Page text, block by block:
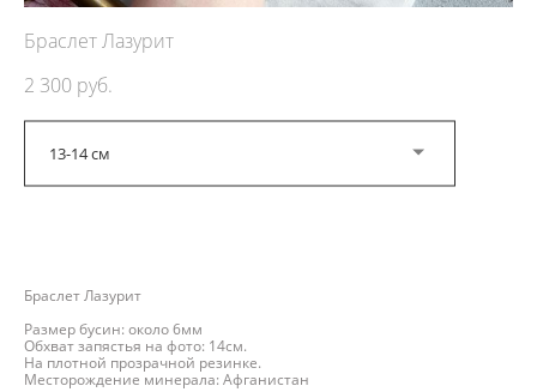
Браслет Лазурит
2 300 pуб.
13-14 см
Браслет Лазурит
Размер бусин: около 6мм
Обхват запястья на фото: 14см.
На плотной прозрачной резинке.
Месторождение минерала: Афганистан